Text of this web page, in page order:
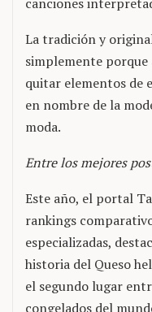
La tradición y
simplemente porque
quitar elementos de
en nombre de la
moda.
Entre los mejores
Este año, el portal
rankings
especializadas,
historia del Queso
el segundo lugar
congelados del